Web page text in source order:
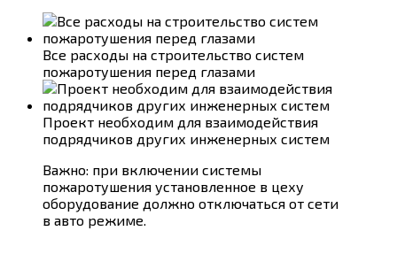
Все расходы на строительство систем
пожаротушения перед глазами
Проект необходим для взаимодействия
подрядчиков других инженерных систем
Важно: при включении системы
пожаротушения установленное в цеху
оборудование должно отключаться от сети
в авто режиме.